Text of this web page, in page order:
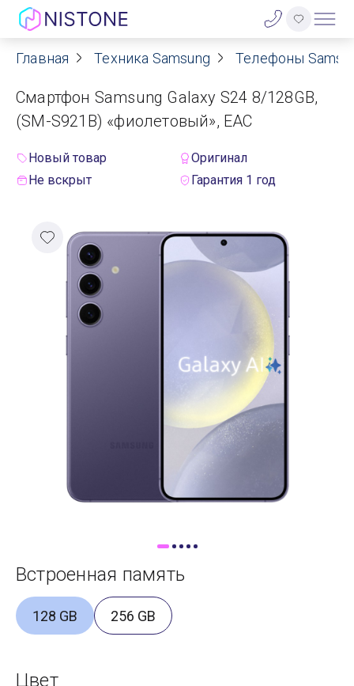
Акции
О нас
Договор оферты
Реквизиты
Контакты
Гарантия
Оплата
Главная Техника Samsung Телефоны
Смартфон Samsung Galaxy S24 8/128GB,
(SM-S921B) «фиолетовый», EAC
Новый товар
Оригинал
Не вскрыт
Гарантия 1 год
Встроенная память
128 GB 256 GB
Цвет